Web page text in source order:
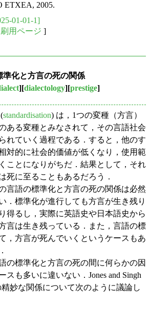
ETXEA, 2005.
01-01-1]
用ページ ]
準化と方言の死の関係
][dialectology][prestige]
standardisation) は，1つの変種（方言）
ある変種とみなされて，その言語社会
れていく過程である．すると，他のす
対的に社会的価値が低くなり，使用範
ことになりがちだ．結果として，それ
死に至ることもあるだろう．
言語の標準化と方言の死の関係は必然
．標準化が進行しても方言が生き残り
得るし，実際に英語史や日本語史から
言は生き残っている．また，言語の標
，方言が死んでいくというケースもあ
の標準化と方言の死の間に何らかの因
スも多いに違いない．Jones and Singh
妙な関係について次のように議論し